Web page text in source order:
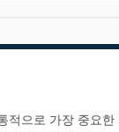
적으로 가장 중요